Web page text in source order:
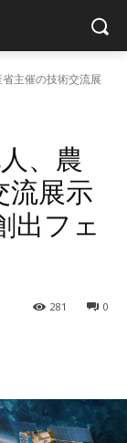
主催の技術交流展
、農
流展示
出フェ
0
281